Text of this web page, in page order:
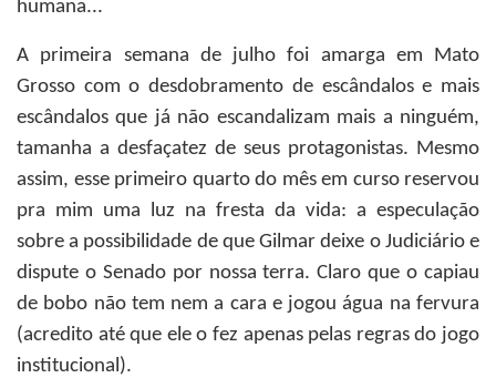
humana...
A primeira semana de julho foi amarga em Mato
Grosso com o desdobramento de escândalos e mais
escândalos que já não escandalizam mais a ninguém,
tamanha a desfaçatez de seus protagonistas. Mesmo
assim, esse primeiro quarto do mês em curso reservou
pra mim uma luz na fresta da vida: a especulação
sobre a possibilidade de que Gilmar deixe o Judiciário e
dispute o Senado por nossa terra. Claro que o capiau
de bobo não tem nem a cara e jogou água na fervura
(acredito até que ele o fez apenas pelas regras do jogo
institucional).